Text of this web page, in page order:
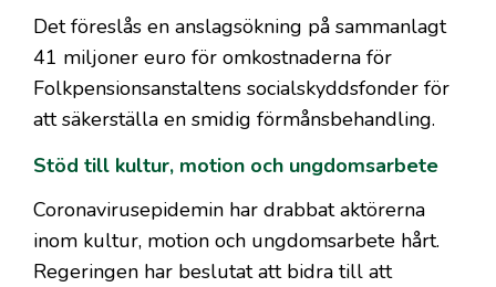
Det föreslås en anslagsökning på sammanlagt
41 miljoner euro för omkostnaderna för
Folkpensionsanstaltens socialskyddsfonder för
att säkerställa en smidig förmånsbehandling.
Stöd till kultur, motion och ungdomsarbete
Coronavirusepidemin har drabbat aktörerna
inom kultur, motion och ungdomsarbete hårt.
Regeringen har beslutat att bidra till att